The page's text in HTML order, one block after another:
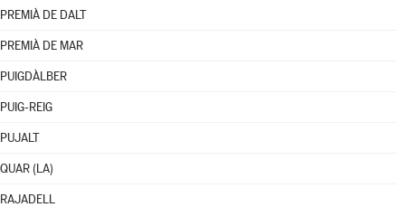
PREMIÀ DE DALT
PREMIÀ DE MAR
PUIGDÀLBER
PUIG-REIG
PUJALT
QUAR (LA)
RAJADELL